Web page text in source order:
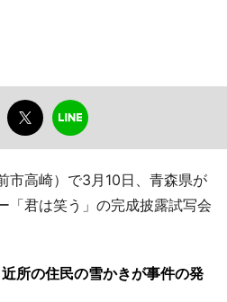
市高崎）で3月10日、青森県が
「君は笑う」の完成披露試写会
所の住民の雪かきが事件の発